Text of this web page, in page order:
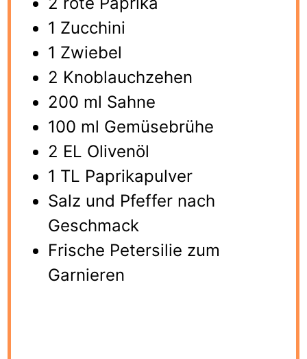
1 Zucchini
1 Zwiebel
2 Knoblauchzehen
200 ml Sahne
100 ml Gemüsebrühe
2 EL Olivenöl
1 TL Paprikapulver
Salz und Pfeffer nach
Geschmack
Frische Petersilie zum
Garnieren